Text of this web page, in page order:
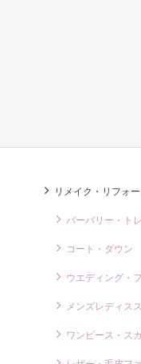
リメイク・リフォ
バーバリー・ト
コート・ダウン
ウエディング・
メンズレディス
ワンピース・ス